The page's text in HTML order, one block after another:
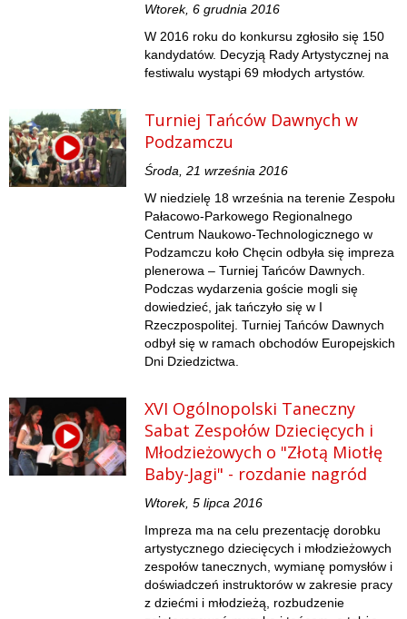
Wtorek, 6 grudnia 2016
W 2016 roku do konkursu zgłosiło się 150
kandydatów. Decyzją Rady Artystycznej na
festiwalu wystąpi 69 młodych artystów.
Turniej Tańców Dawnych w
Podzamczu
Środa, 21 września 2016
W niedzielę 18 września na terenie Zespołu
Pałacowo-Parkowego Regionalnego
Centrum Naukowo-Technologicznego w
Podzamczu koło Chęcin odbyła się impreza
plenerowa – Turniej Tańców Dawnych.
Podczas wydarzenia goście mogli się
dowiedzieć, jak tańczyło się w I
Rzeczpospolitej. Turniej Tańców Dawnych
odbył się w ramach obchodów Europejskich
Dni Dziedzictwa.
XVI Ogólnopolski Taneczny
Sabat Zespołów Dziecięcych i
Młodzieżowych o "Złotą Miotłę
Baby-Jagi" - rozdanie nagród
Wtorek, 5 lipca 2016
Impreza ma na celu prezentację dorobku
artystycznego dziecięcych i młodzieżowych
zespołów tanecznych, wymianę pomysłów i
doświadczeń instruktorów w zakresie pracy
z dziećmi i młodzieżą, rozbudzenie